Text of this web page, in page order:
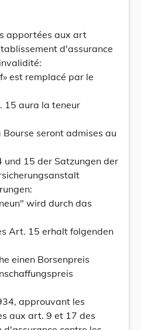
apportées aux art
d'assurance
est remplacé par le
15 aura la teneur
seront admises au
15 der Satzungen der
wird durch das
Art. 15 erhalt folgenden
einen Borsenpreis
approuvant les
aux art. 9 et 17 des